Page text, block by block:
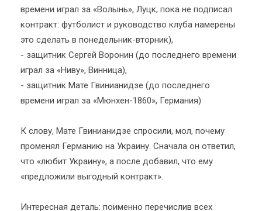
времени играл за «Волынь», Луцк; пока не подписал
контракт: футболист и руководство клуба намерены
это сделать в понедельник-вторник),
- защитник Сергей Воронин (до последнего времени
играл за «Ниву», Винница),
- защитник Мате Гвинианидзе (до последнего
времени играл за «Мюнхен-1860», Германия)
К слову, Мате Гвинианидзе спросили, мол, почему
променял Германию на Украину. Сначала он ответил,
что «любит Украину», а после добавил, что ему
«предложили выгодный контракт».
Интересная деталь: поименно перечислив всех